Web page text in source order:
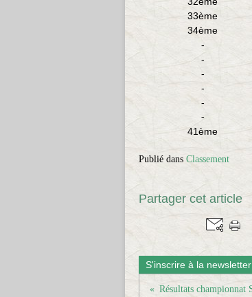
33ème
34ème
-
-
-
-
-
-
41ème
Publié dans Classement
Partager cet article
S'inscrire à la newsletter